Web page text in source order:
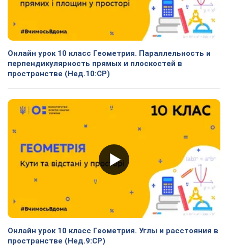
Онлайн урок 10 класс Геометрия. Параллельность и
перпендикулярность прямых и плоскостей в
пространстве (Нед.10:СР)
Онлайн урок 10 класс Геометрия. Углы и расстояния в
пространстве (Нед.9:СР)